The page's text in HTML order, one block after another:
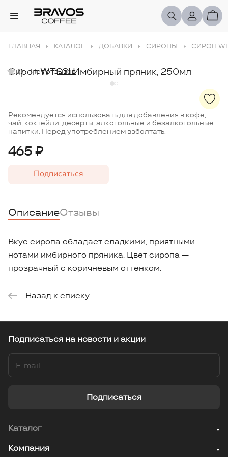
ГЛАВНАЯ КАТАЛОГ ДОБАВКИ СИРОПЫ СИРОП
Сироп WTS?! Имбирный пряник, 250мл
0 Нет отзывов
Рекомендуется использовать для добавления в кофе,
чай, коктейли, десерты, алкогольные и безалкогольные
напитки. Перед употреблением взболтать.
465 ₽
Подписаться
ОписаниеОтзывы
Вкус сиропа обладает сладкими, приятными
нотами имбирного пряника. Цвет сиропа —
прозрачный с коричневым оттенком.
Назад к списку
Подписаться на новости и акции
Подписаться
Каталог
Компания